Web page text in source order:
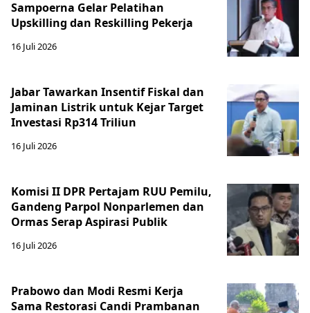
Sampoerna Gelar Pelatihan
Upskilling dan Reskilling Pekerja
16 Juli 2026
Jabar Tawarkan Insentif Fiskal dan
Jaminan Listrik untuk Kejar Target
Investasi Rp314 Triliun
16 Juli 2026
Komisi II DPR Pertajam RUU Pemilu,
Gandeng Parpol Nonparlemen dan
Ormas Serap Aspirasi Publik
16 Juli 2026
Prabowo dan Modi Resmi Kerja
Sama Restorasi Candi Prambanan